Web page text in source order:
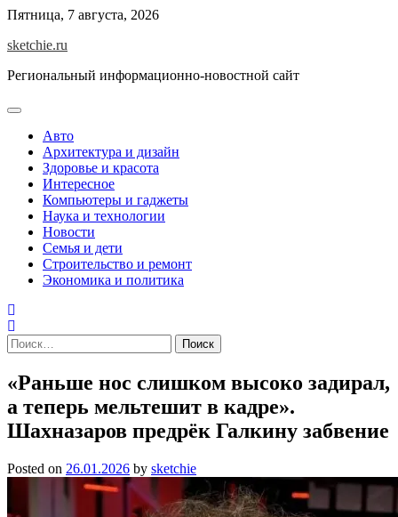
Skip
content
Пятница, 7 августа, 2026
sketchie.ru
Региональный информационно-новостной сайт
Авто
Архитектура и дизайн
Здоровье и красота
Интересное
Компьютеры и гаджеты
Наука и технологии
Новости
Семья и дети
Строительство и ремонт
Экономика и политика
Найти:
«Раньше нос слишком высоко задирал,
а теперь мельтешит в кадре».
Шахназаров предрёк Галкину забвение
Posted on 26.01.2026 by sketchie